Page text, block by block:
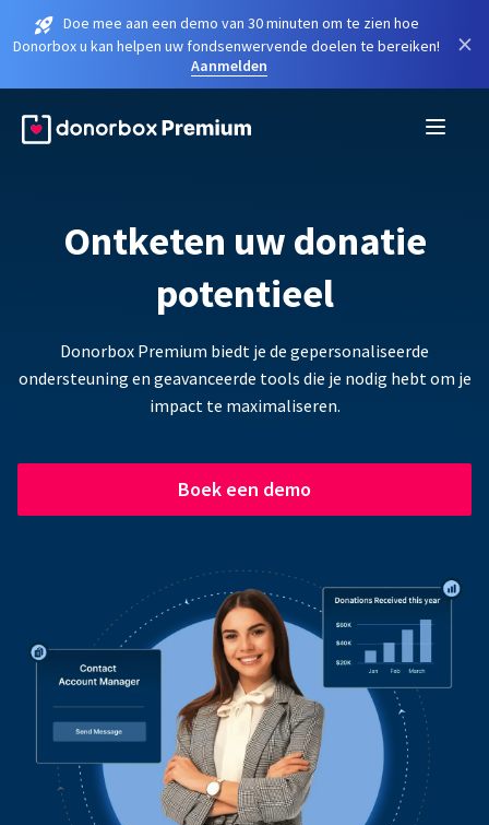
Doe mee aan een demo van 30 minuten om te zien hoe
Donorbox u kan helpen uw fondsenwervende doelen te bereiken!
Aanmelden
×
Ontketen uw donatie
potentieel
Donorbox Premium biedt je de gepersonaliseerde
ondersteuning en geavanceerde tools die je nodig hebt om je
impact te maximaliseren.
Boek een demo